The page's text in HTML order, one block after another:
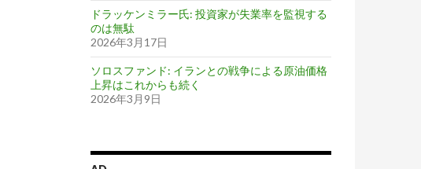
ドラッケンミラー氏: 投資家が失業率を監視する
のは無駄
2026年3月17日
ソロスファンド: イランとの戦争による原油価格
上昇はこれからも続く
2026年3月9日